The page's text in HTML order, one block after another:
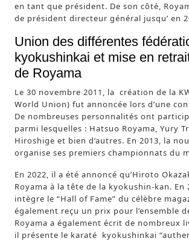
en tant que président. De son côté,
de président directeur général jusqu’ en
Union des différentes
kyokushinkai et mise en
de Royama
Le 30 novembre 2011, la création de la
World Union) fut annoncée lors d’une
De nombreuses personnalités ont
parmi lesquelles : Hatsuo Royama, Yury
Hiroshige et bien d’autres. En 2013, la
organise ses premiers championnats du
En 2022, il a été annoncé qu’Hiroto
Royama à la tête de la kyokushin-kan. En
intègre le “Hall of Fame” du célèbre
également reçu un prix pour l’ensemble
Royama a également écrit de nombreux
il présente le karaté kyokushinkai